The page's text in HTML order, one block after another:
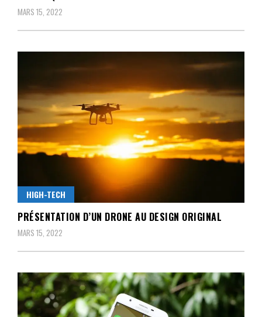
MARS 15, 2022
HIGH-TECH
PRÉSENTATION D’UN DRONE AU DESIGN ORIGINAL
MARS 15, 2022